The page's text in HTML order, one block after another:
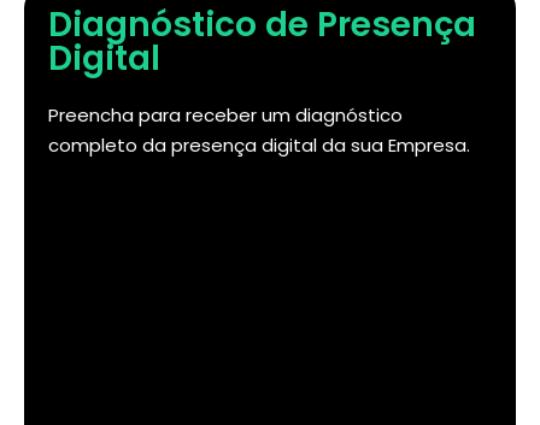
Diagnóstico de Presença
Digital
Preencha para receber um diagnóstico
completo da presença digital da sua Empresa.